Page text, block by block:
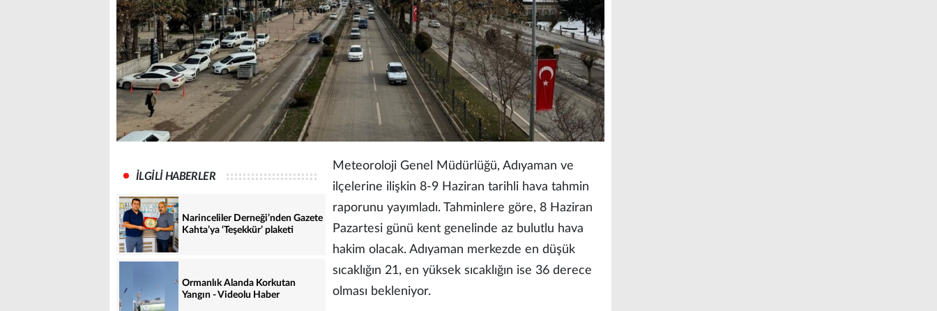
İLGİLİ HABERLER
Narinceliler Derneği’nden Gazete
Kahta’ya ‘Teşekkür’ plaketi
Ormanlık Alanda Korkutan
Yangın - Videolu Haber
Meteoroloji Genel Müdürlüğü, Adıyaman ve
ilçelerine ilişkin 8-9 Haziran tarihli hava tahmin
raporunu yayımladı. Tahminlere göre, 8 Haziran
Pazartesi günü kent genelinde az bulutlu hava
hakim olacak. Adıyaman merkezde en düşük
sıcaklığın 21, en yüksek sıcaklığın ise 36 derece
olması bekleniyor.